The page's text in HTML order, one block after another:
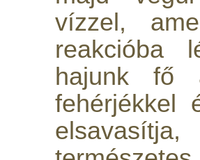
vízzel,
reakcióba
hajunk fő
fehérjékkel